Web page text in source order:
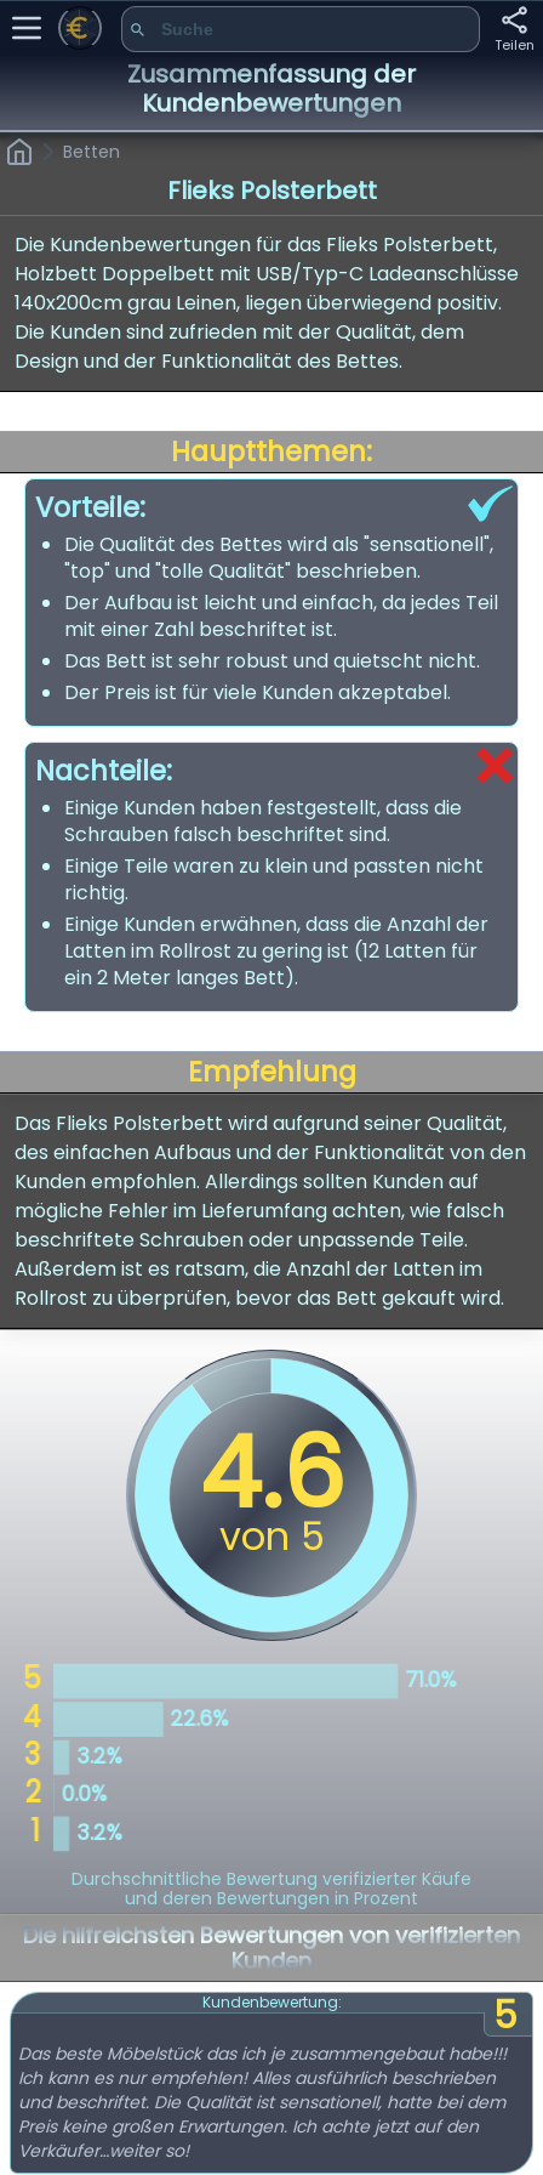
Teilen
Zusammenfassung der
Kundenbewertungen
Betten
Flieks Polsterbett
Die Kundenbewertungen für das Flieks Polsterbett,
Holzbett Doppelbett mit USB/Typ-C Ladeanschlüsse
140x200cm grau Leinen, liegen überwiegend positiv.
Die Kunden sind zufrieden mit der Qualität, dem
Design und der Funktionalität des Bettes.
Hauptthemen:
Vorteile:
Die Qualität des Bettes wird als "sensationell",
"top" und "tolle Qualität" beschrieben.
Der Aufbau ist leicht und einfach, da jedes Teil
mit einer Zahl beschriftet ist.
Das Bett ist sehr robust und quietscht nicht.
Der Preis ist für viele Kunden akzeptabel.
Nachteile:
Einige Kunden haben festgestellt, dass die
Schrauben falsch beschriftet sind.
Einige Teile waren zu klein und passten nicht
richtig.
Einige Kunden erwähnen, dass die Anzahl der
Latten im Rollrost zu gering ist (12 Latten für
ein 2 Meter langes Bett).
Empfehlung
Das Flieks Polsterbett wird aufgrund seiner Qualität,
des einfachen Aufbaus und der Funktionalität von den
Kunden empfohlen. Allerdings sollten Kunden auf
mögliche Fehler im Lieferumfang achten, wie falsch
beschriftete Schrauben oder unpassende Teile.
Außerdem ist es ratsam, die Anzahl der Latten im
Rollrost zu überprüfen, bevor das Bett gekauft wird.
Durchschnittliche Bewertung verifizierter Käufe
und deren Bewertungen in Prozent
Die hilfreichsten Bewertungen von verifizierten
Kunden
5
Kundenbewertung:
Das beste Möbelstück das ich je zusammengebaut habe!!!
Ich kann es nur empfehlen! Alles ausführlich beschrieben
und beschriftet. Die Qualität ist sensationell, hatte bei dem
Preis keine großen Erwartungen. Ich achte jetzt auf den
Verkäufer…weiter so!